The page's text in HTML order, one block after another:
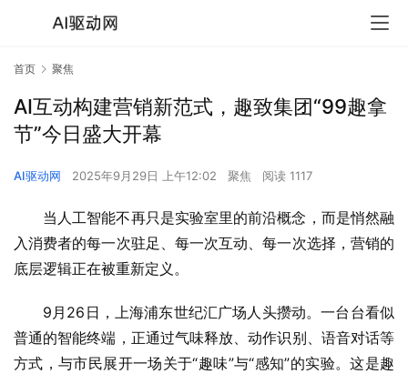
首页 聚焦
AI互动构建营销新范式，趣致集团“99趣拿
节”今日盛大开幕
AI驱动网 2025年9月29日 上午12:02 聚焦 阅读 1117
当人工智能不再只是实验室里的前沿概念，而是悄然融
入消费者的每一次驻足、每一次互动、每一次选择，营销的
底层逻辑正在被重新定义。
9月26日，上海浦东世纪汇广场人头攒动。一台台看似
普通的智能终端，正通过气味释放、动作识别、语音对话等
方式，与市民展开一场关于“趣味”与“感知”的实验。这是趣